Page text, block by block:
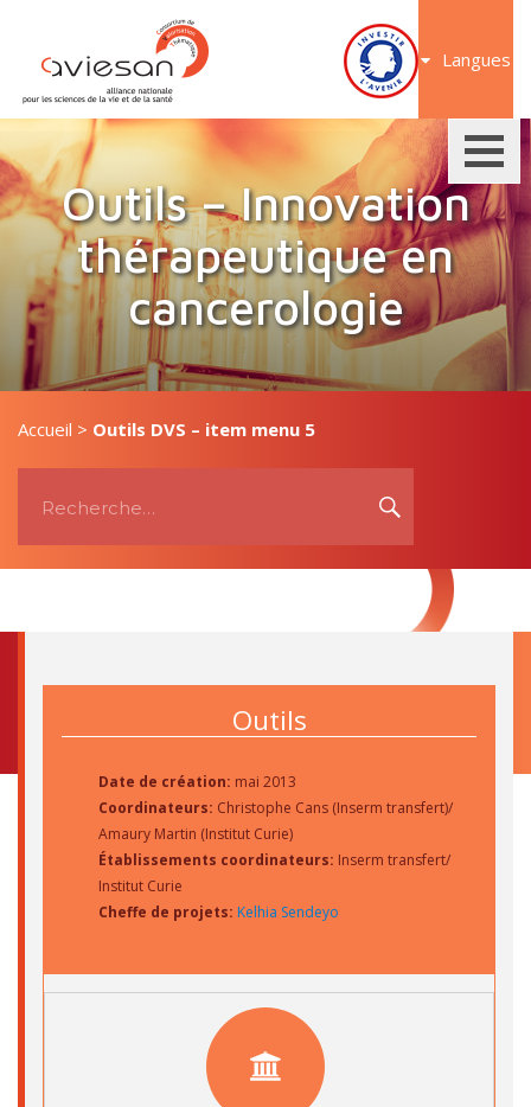
contenu
Langues
Outils – Innovation
thérapeutique en
cancerologie
Accueil > Outils DVS – item menu 5
Recherche
Outils
Date de création: mai 2013
Coordinateurs: Christophe Cans (Inserm transfert)/
Amaury Martin (Institut Curie)
Établissements coordinateurs: Inserm transfert/
Institut Curie
Cheffe de projets: Kelhia Sendeyo